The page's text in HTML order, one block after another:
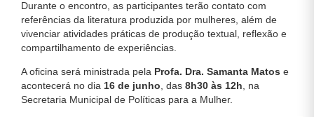
Durante o encontro, as participantes terão contato com
referências da literatura produzida por mulheres, além de
vivenciar atividades práticas de produção textual, reflexão e
compartilhamento de experiências.
A oficina será ministrada pela Profa. Dra. Samanta Matos e
acontecerá no dia 16 de junho , das 8h30 às 12h , na
Secretaria Municipal de Políticas para a Mulher.